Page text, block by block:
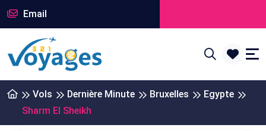
Email
Vols Dernière Minute Bruxelles
Egypte
Sharm El Sheikh